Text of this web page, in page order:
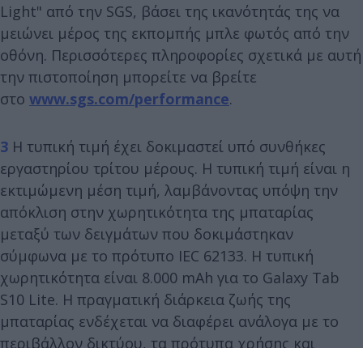
Light" από την SGS, βάσει της ικανότητάς της να
μειώνει μέρος της εκπομπής μπλε φωτός από την
οθόνη. Περισσότερες πληροφορίες σχετικά με αυτή
την πιστοποίηση μπορείτε να βρείτε
στο www.sgs.com/performance.
3 Η τυπική τιμή έχει δοκιμαστεί υπό συνθήκες
εργαστηρίου τρίτου μέρους. Η τυπική τιμή είναι η
εκτιμώμενη μέση τιμή, λαμβάνοντας υπόψη την
απόκλιση στην χωρητικότητα της μπαταρίας
μεταξύ των δειγμάτων που δοκιμάστηκαν
σύμφωνα με το πρότυπο IEC 62133. Η τυπική
χωρητικότητα είναι 8.000 mAh για το Galaxy Tab
S10 Lite. Η πραγματική διάρκεια ζωής της
μπαταρίας ενδέχεται να διαφέρει ανάλογα με το
περιβάλλον δικτύου, τα πρότυπα χρήσης και